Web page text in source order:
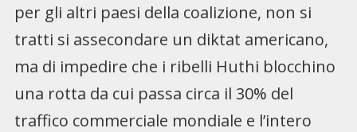
per gli altri paesi della coalizione, non si
tratti si assecondare un diktat americano,
ma di impedire che i ribelli Huthi blocchino
una rotta da cui passa circa il 30% del
traffico commerciale mondiale e l’intero